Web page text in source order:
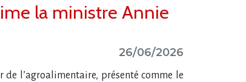
la ministre Annie
26/06/2026
l’agroalimentaire, présenté comme le